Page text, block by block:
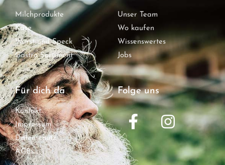
Milchprodukte
Käse
Wurst und Speck
Gastro Sortiment
Unser Team
Wo kaufen
Wissenswertes
Jobs
Für dich da
Kontakt
Impressum
Datenschutz
AGBs
Folge uns